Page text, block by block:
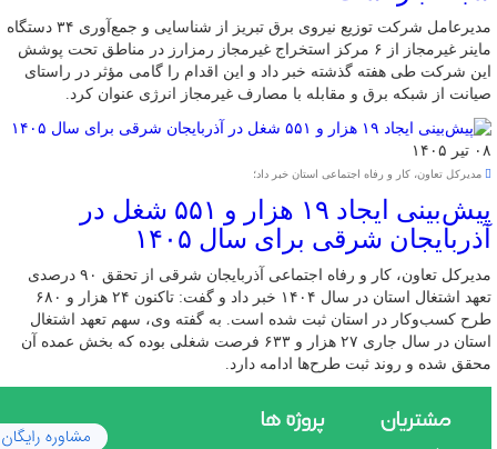
مدیرعامل شرکت توزیع نیروی برق تبریز از شناسایی و جمع‌آوری ۳۴ دستگاه
ماینر غیرمجاز از ۶ مرکز استخراج غیرمجاز رمزارز در مناطق تحت پوشش
این شرکت طی هفته گذشته خبر داد و این اقدام را گامی مؤثر در راستای
صیانت از شبکه برق و مقابله با مصارف غیرمجاز انرژی عنوان کرد.
۰۸ تیر ۱۴۰۵
مدیرکل تعاون، کار و رفاه اجتماعی استان خبر داد؛
پیش‌بینی ایجاد ۱۹ هزار و ۵۵۱ شغل در
آذربایجان شرقی برای سال ۱۴۰۵
مدیرکل تعاون، کار و رفاه اجتماعی آذربایجان شرقی از تحقق ۹۰ درصدی
تعهد اشتغال استان در سال ۱۴۰۴ خبر داد و گفت: تاکنون ۲۴ هزار و ۶۸۰
طرح کسب‌وکار در استان ثبت شده است. به گفته وی، سهم تعهد اشتغال
استان در سال جاری ۲۷ هزار و ۶۳۳ فرصت شغلی بوده که بخش عمده آن
محقق شده و روند ثبت طرح‌ها ادامه دارد.